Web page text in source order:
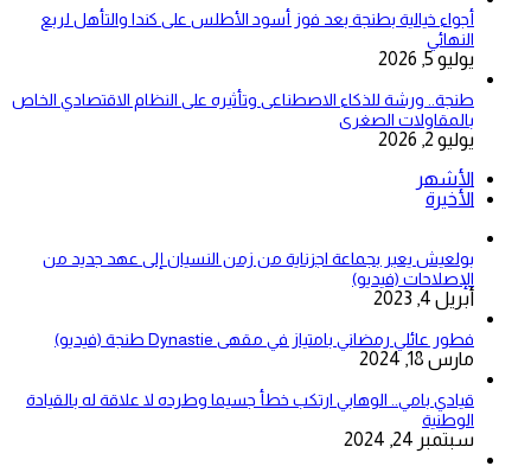
أجواء خيالية بطنجة بعد فوز أسود الأطلس على كندا والتأهل لربع
النهائي
يوليو 5, 2026
طنجة.. ورشة للذكاء الاصطناعى وتأثيره على النظام الاقتصادي الخاص
بالمقاولات الصغرى
يوليو 2, 2026
الأشهر
الأخيرة
بولعيش يعبر بجماعة اجزناية من زمن النسيان إلى عهد جديد من
الإصلاحات (فيديو)
أبريل 4, 2023
فطور عائلي رمضاني بامتياز في مقهى Dynastie طنجة (فيديو)
مارس 18, 2024
قيادي بامي.. الوهابي ارتكب خطأ جسيما وطرده لا علاقة له بالقيادة
الوطنية
سبتمبر 24, 2024